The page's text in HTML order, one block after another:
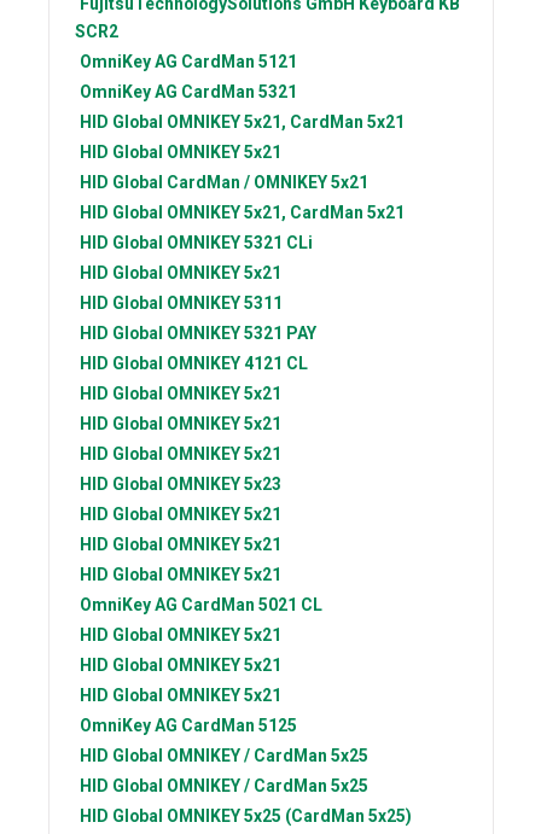
SCR2
OmniKey AG CardMan 5121
OmniKey AG CardMan 5321
HID Global OMNIKEY 5x21, CardMan 5x21
HID Global OMNIKEY 5x21
HID Global CardMan / OMNIKEY 5x21
HID Global OMNIKEY 5x21, CardMan 5x21
HID Global OMNIKEY 5321 CLi
HID Global OMNIKEY 5x21
HID Global OMNIKEY 5311
HID Global OMNIKEY 5321 PAY
HID Global OMNIKEY 4121 CL
HID Global OMNIKEY 5x21
HID Global OMNIKEY 5x21
HID Global OMNIKEY 5x21
HID Global OMNIKEY 5x23
HID Global OMNIKEY 5x21
HID Global OMNIKEY 5x21
HID Global OMNIKEY 5x21
OmniKey AG CardMan 5021 CL
HID Global OMNIKEY 5x21
HID Global OMNIKEY 5x21
HID Global OMNIKEY 5x21
OmniKey AG CardMan 5125
HID Global OMNIKEY / CardMan 5x25
HID Global OMNIKEY / CardMan 5x25
HID Global OMNIKEY 5x25 (CardMan 5x25)